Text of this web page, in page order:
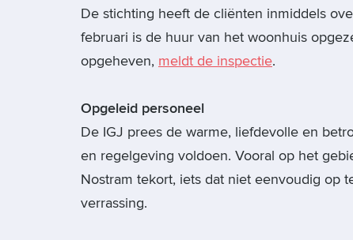
De stichting heeft de cliënten inmiddels
februari is de huur van het woonhuis
opgeheven, meldt de inspectie.
Opgeleid personeel
De IGJ prees de warme, liefdevolle en
en regelgeving voldoen. Vooral op het
Nostram tekort, iets dat niet eenvoudig op
verrassing.